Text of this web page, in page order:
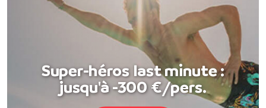
Super-héros last minute :
jusqu'à -300 €/pers.